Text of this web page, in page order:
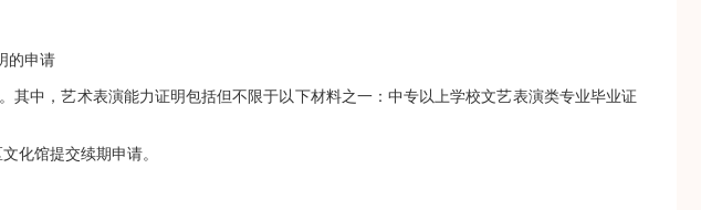
的申请
中，艺术表演能力证明包括但不限于以下材料之一：中专以上学校文艺表演类专业毕业证
化馆提交续期申请。